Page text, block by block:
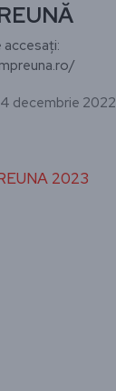
accesați:
decembrie 2022